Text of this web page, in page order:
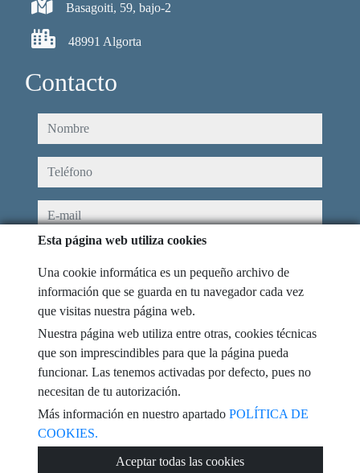
Basagoiti, 59, bajo-2
48991 Algorta
Contacto
nombre
teléfono
e-mail
mensaje
Captcha
Enviar
Esta página web utiliza cookies
Una cookie informática es un pequeño archivo de
información que se guarda en tu navegador cada vez
que visitas nuestra página web.
Nuestra página web utiliza entre otras, cookies técnicas
que son imprescindibles para que la página pueda
funcionar. Las tenemos activadas por defecto, pues no
necesitan de tu autorización.
Más información en nuestro apartado POLÍTICA DE
COOKIES.
Aceptar todas las cookies